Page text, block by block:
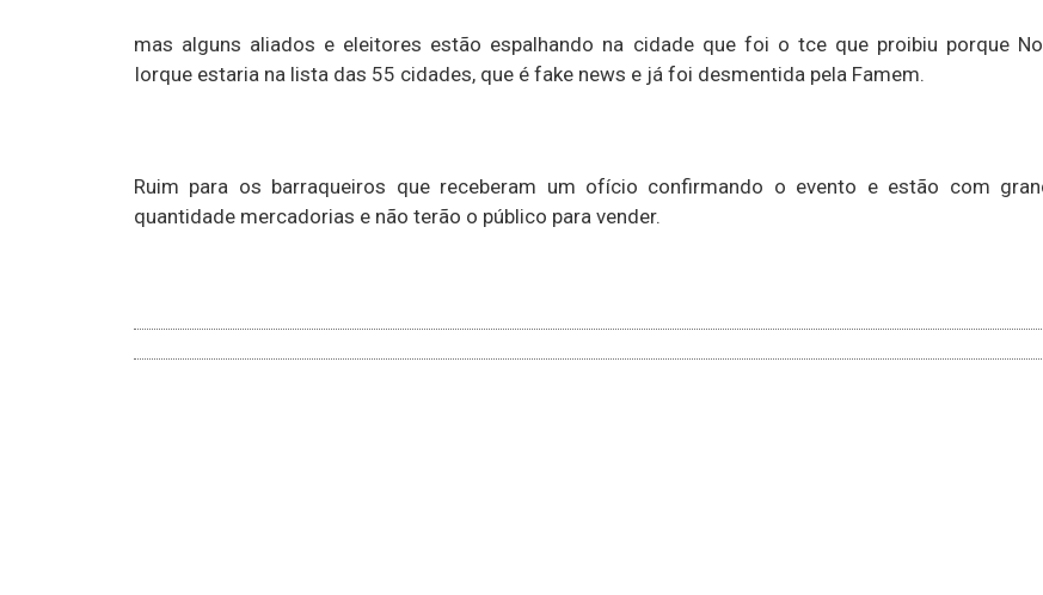
mas alguns aliados e eleitores estão espalhando na cidade que foi o tce que proibiu porque
Iorque estaria na lista das 55 cidades, que é fake news e já foi desmentida pela Famem.
Ruim para os barraqueiros que receberam um ofício confirmando o evento e estão com
quantidade mercadorias e não terão o público para vender.